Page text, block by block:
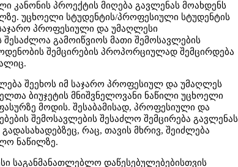
პროექტის მიღება გავლენას მოახდენს
უცხოელი სტუდენტის/პროფესიული სტუდენტის
პროფესიული და უმაღლესი
გამოიწვიოს მათი შემოსავლების
შემცირების პროპორციულად შემცირდება
შეეხოს იმ საჯარო პროფესიულ და უმაღლეს
ბიუჯეტის მნიშვნელოვანი ნაწილი უცხოელი
მოდის. შესაბამისად, პროფესიული და
შემოსავლების შესაძლო შემცირება გავლენას
რაც, თავის მხრივ, შეიძლება
ნაწილზე.
საგანმანათლებლო დაწესებულებებისთვის